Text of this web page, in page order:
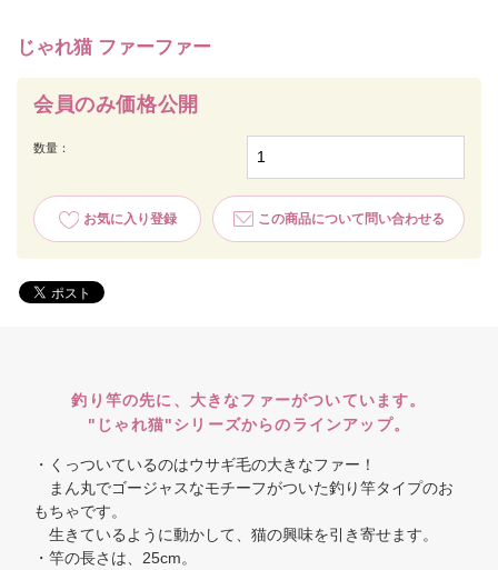
じゃれ猫 ファーファー
会員のみ価格公開
数量：
お気に入り登録 この商品について問い合わせる
釣り竿の先に、大きなファーがついています。
"じゃれ猫"シリーズからのラインアップ。
・くっついているのはウサギ毛の大きなファー！
まん丸でゴージャスなモチーフがついた釣り竿タイプのお
もちゃです。
生きているように動かして、猫の興味を引き寄せます。
・竿の長さは、25cm。